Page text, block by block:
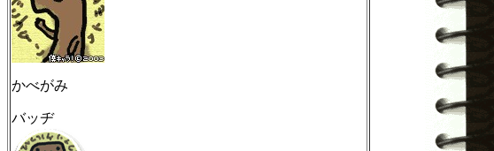
かべがみ
バッヂ